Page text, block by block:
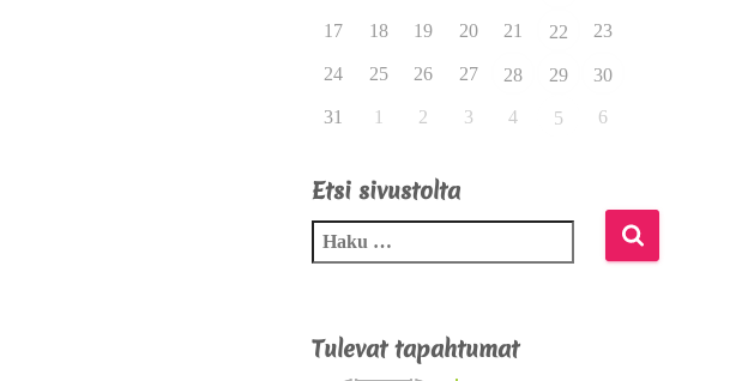
17 18 19 20 21 22 23
24 25 26 27 28 29 30
31 1 2 3 4 5 6
Etsi sivustolta
Tulevat tapahtumat